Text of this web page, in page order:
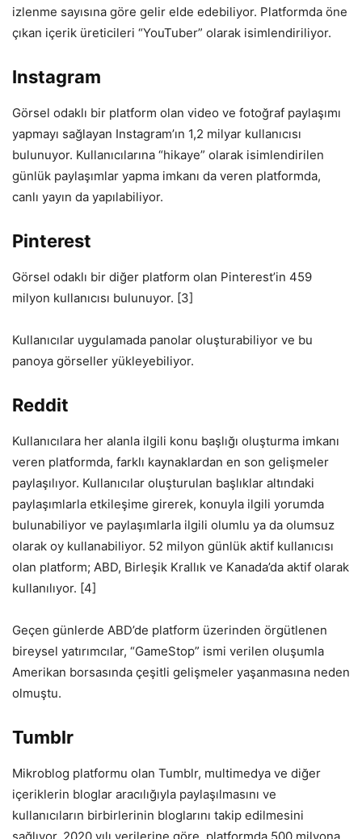
izlenme sayısına göre gelir elde edebiliyor. Platformda öne
çıkan içerik üreticileri “YouTuber” olarak isimlendiriliyor.
Instagram
Görsel odaklı bir platform olan video ve fotoğraf paylaşımı
yapmayı sağlayan Instagram’ın 1,2 milyar kullanıcısı
bulunuyor. Kullanıcılarına “hikaye” olarak isimlendirilen
günlük paylaşımlar yapma imkanı da veren platformda,
canlı yayın da yapılabiliyor.
Pinterest
Görsel odaklı bir diğer platform olan Pinterest’in 459
milyon kullanıcısı bulunuyor. [3]
Kullanıcılar uygulamada panolar oluşturabiliyor ve bu
panoya görseller yükleyebiliyor.
Reddit
Kullanıcılara her alanla ilgili konu başlığı oluşturma imkanı
veren platformda, farklı kaynaklardan en son gelişmeler
paylaşılıyor. Kullanıcılar oluşturulan başlıklar altındaki
paylaşımlarla etkileşime girerek, konuyla ilgili yorumda
bulunabiliyor ve paylaşımlarla ilgili olumlu ya da olumsuz
olarak oy kullanabiliyor. 52 milyon günlük aktif kullanıcısı
olan platform; ABD, Birleşik Krallık ve Kanada’da aktif olarak
kullanılıyor. [4]
Geçen günlerde ABD’de platform üzerinden örgütlenen
bireysel yatırımcılar, “GameStop” ismi verilen oluşumla
Amerikan borsasında çeşitli gelişmeler yaşanmasına neden
olmuştu.
Tumblr
Mikroblog platformu olan Tumblr, multimedya ve diğer
içeriklerin bloglar aracılığıyla paylaşılmasını ve
kullanıcıların birbirlerinin bloglarını takip edilmesini